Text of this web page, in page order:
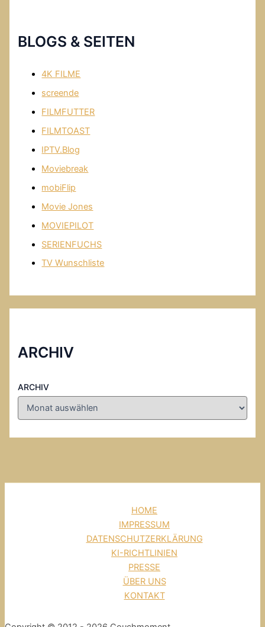
BLOGS & SEITEN
4K FILME
screende
FILMFUTTER
FILMTOAST
IPTV.Blog
Moviebreak
mobiFlip
Movie Jones
MOVIEPILOT
SERIENFUCHS
TV Wunschliste
ARCHIV
ARCHIV
HOME
IMPRESSUM
DATENSCHUTZERKLÄRUNG
KI-RICHTLINIEN
PRESSE
ÜBER UNS
KONTAKT